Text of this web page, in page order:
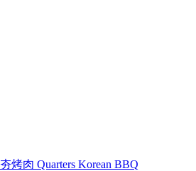
烤肉 Quarters Korean BBQ